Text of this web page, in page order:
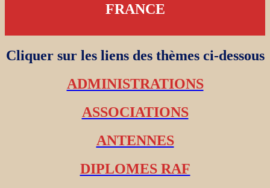
FRANCE
Cliquer sur les liens des thèmes ci-dessous
ADMINISTRATIONS
ASSOCIATIONS
ANTENNES
DIPLOMES RAF